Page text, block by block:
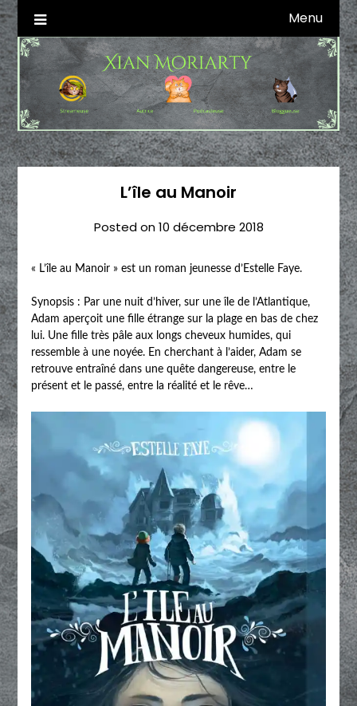
Skip
to
content
Xian Moriarty
Autrice SFFF & Blogueuse & Streameuse Menu
L’île au Manoir
Posted on10 décembre 2018
« L’île au Manoir » est un roman jeunesse d’Estelle Faye.
Synopsis : Par une nuit d’hiver, sur une île de l’Atlantique,
Adam aperçoit une fille étrange sur la plage en bas de chez
lui. Une fille très pâle aux longs cheveux humides, qui
ressemble à une noyée. En cherchant à l’aider, Adam se
retrouve entraîné dans une quête dangereuse, entre le
présent et le passé, entre la réalité et le rêve…